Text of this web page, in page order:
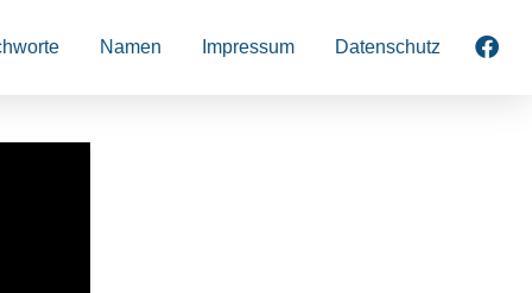
Namen Impressum Datenschutz